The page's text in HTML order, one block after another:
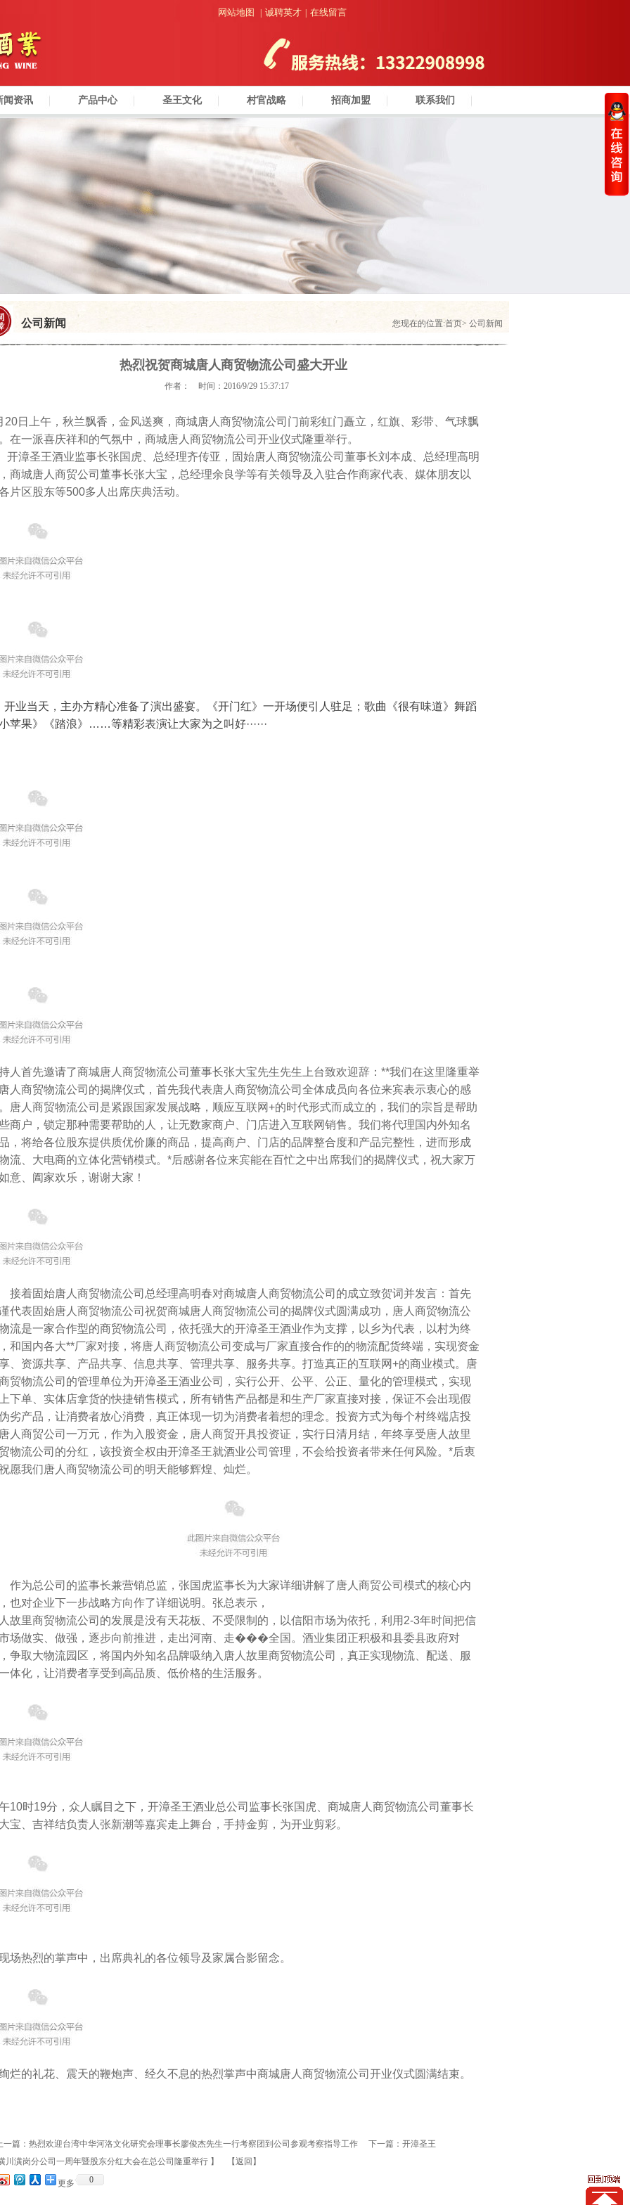
网站地图 诚聘英才 在线留言
闻资讯 产品中心 圣王文化 村官战略 招商加盟 联系我们
您现在的位置:首页> 公司新闻
公司新闻
热烈祝贺商城唐人商贸物流公司盛大开业
作者： 时间：2016/9/29 15:37:17
20日上午，秋兰飘香，金风送爽，商城唐人商贸物流公司门前彩虹门矗立，红旗、彩带、气球飘
在一派喜庆祥和的气氛中， 商城唐人商贸物流公司开业仪式隆重举行。
圣王酒业监事长张国虎、总经理齐传亚，固始唐人商贸物流公司董事长刘本成、总经理高明
商城唐人商贸公司董事长张大宝，总经理余良学等有关领导及入驻合作商家代表、媒体朋友以
片区股东等500多人出席庆典活动。
当天，主办方精心准备了演出盛宴。《开门红》一开场便引人驻足；歌曲《很有味道》舞蹈
苹果》《踏浪》……等精彩表演让大家为之叫好······
人首先邀请了商城唐人商贸物流公司董事长张大宝先生先生上台致欢迎辞：**我们在这里隆重举
人商贸物流公司的揭牌仪式，首先我代表唐人商贸物流公司全体成员向各位来宾表示衷心的感
唐人商贸物流公司是紧跟国家发展战略，顺应互联网+的时代形式而成立的，我们的宗旨是帮助
商户，锁定那种需要帮助的人，让无数家商户、门店进入互联网销售。我们将代理国内外知名
，将给各位股东提供质优价廉的商品，提高商户、门店的品牌整合度和产品完整性，进而形成
流、大电商的立体化营销模式。*后感谢各位来宾能在百忙之中出席我们的揭牌仪式，祝大家万
意、阖家欢乐，谢谢大家！
接着固始唐人商贸物流公司总经理高明春对商城唐人商贸物流公司的成立致贺词并发言： 首先
代表固始唐人商贸物流公司祝贺商城唐人商贸物流公司的揭牌仪式圆满成功，唐人商贸物流公
流是一家合作型的商贸物流公司，依托强大的开漳圣王酒业作为支撑，以乡为代表，以村为终
和国内各大**厂家对接，将唐人商贸物流公司变成与厂家直接合作的的物流配货终端，实现资金
、资源共享、产品共享、信息共享、管理共享、服务共享。打造真正的互联网+的商业模式。
唐
贸物流公司的管理单位为开漳圣王酒业公司，实行公开、公平、公正、量化的管理模式，实现
下单、实体店拿货的快捷销售模式，所有销售产品都是和生产厂家直接对接，保证不会出现假
劣产品，让消费者放心消费，真正体现一切为消费者着想的理念。投资方式为每个村终端店投
人商贸公司一万元，作为入股资金，唐人商贸开具投资证，实行日清月结，年终享受唐人故里
物流公司的分红，该投资全权由开漳圣王就酒业公司管理，不会给投资者带来任何风险。 *后衷
愿我们唐人商贸物流公司的明天能够辉煌、灿烂。
作为总公司的监事长兼营销总监，张国虎监事长为大家详细讲解了唐人商贸公司模式的核心内
也对企业下一步战略方向作了详细说明。张总表示，
故里商贸物流公司的发展是没有天花板、不受限制的，以信阳市场为依托，利用2-3年时间把信
场做实、做强，逐步向前推进，走出河南、走���全国。酒业集团正积极和县委县政府对
争取大物流园区，将国内外知名品牌吸纳入唐人故里商贸物流公司，真正实现物流、配送、服
体化，让消费者享受到高品质、低价格的生活服务。
10时19分，众人瞩目之下，开漳圣王酒业总公司监事长张国虎、商城唐人商贸物流公司董事长
宝、吉祥结负责人张新潮等嘉宾走上舞台，手持金剪，为开业剪彩。
场热烈的掌声中，出席典礼的各位领导及家属合影留念。
烂的礼花、震天的鞭炮声、经久不息的热烈掌声中商城唐人商贸物流公司开业仪式圆满结束。
篇： 热烈欢迎台湾中华河洛文化研究会理事长廖俊杰先生一行考察团到公司参观考察指导工作 下一篇： 开漳圣王
川潢岗分公司一周年暨股东分红大会在总公司隆重举行 】 【返回 】
更多 0